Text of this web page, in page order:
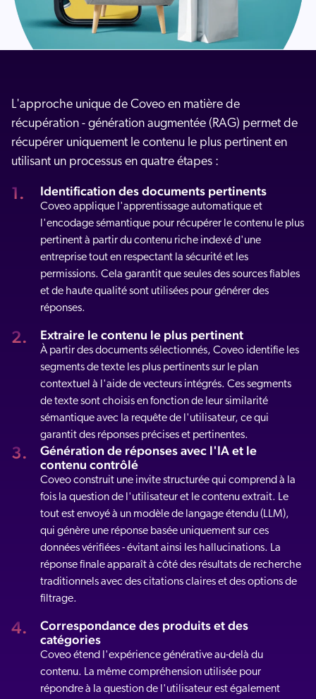
L'approche unique de Coveo en matière de
récupération - génération augmentée (RAG) permet de
récupérer uniquement le contenu le plus pertinent en
utilisant un processus en quatre étapes :
Identification des documents pertinents
Coveo applique l'apprentissage automatique et
l'encodage sémantique pour récupérer le contenu le plus
pertinent à partir du contenu riche indexé d'une
entreprise tout en respectant la sécurité et les
permissions. Cela garantit que seules des sources fiables
et de haute qualité sont utilisées pour générer des
réponses.
Extraire le contenu le plus pertinent
À partir des documents sélectionnés, Coveo identifie les
segments de texte les plus pertinents sur le plan
contextuel à l'aide de vecteurs intégrés. Ces segments
de texte sont choisis en fonction de leur similarité
sémantique avec la requête de l'utilisateur, ce qui
garantit des réponses précises et pertinentes.
Génération de réponses avec l'IA et le
contenu contrôlé
Coveo construit une invite structurée qui comprend à la
fois la question de l'utilisateur et le contenu extrait. Le
tout est envoyé à un modèle de langage étendu (LLM),
qui génère une réponse basée uniquement sur ces
données vérifiées - évitant ainsi les hallucinations. La
réponse finale apparaît à côté des résultats de recherche
traditionnels avec des citations claires et des options de
filtrage.
Correspondance des produits et des
catégories
Coveo étend l'expérience générative au-delà du
contenu. La même compréhension utilisée pour
répondre à la question de l'utilisateur est également